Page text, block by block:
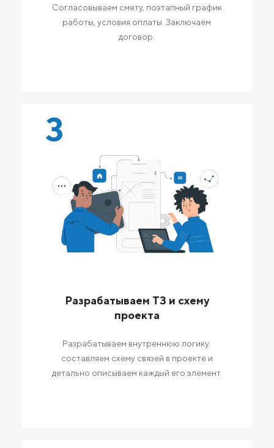
Согласовываем смету, поэтапный график
работы, условия оплаты. Заключаем
договор.
3
Разрабатываем ТЗ и схему
проекта
Разрабатываем внутреннюю логику:
составляем схему связей в проекте и
детально описываем каждый его элемент.